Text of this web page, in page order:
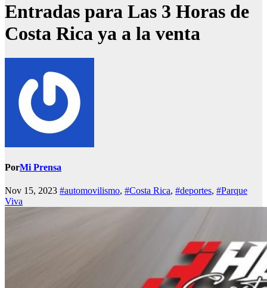
Entradas para Las 3 Horas de
Costa Rica ya a la venta
PorMi Prensa
Nov 15, 2023 #automovilismo, #Costa Rica, #deportes, #Parque
Viva